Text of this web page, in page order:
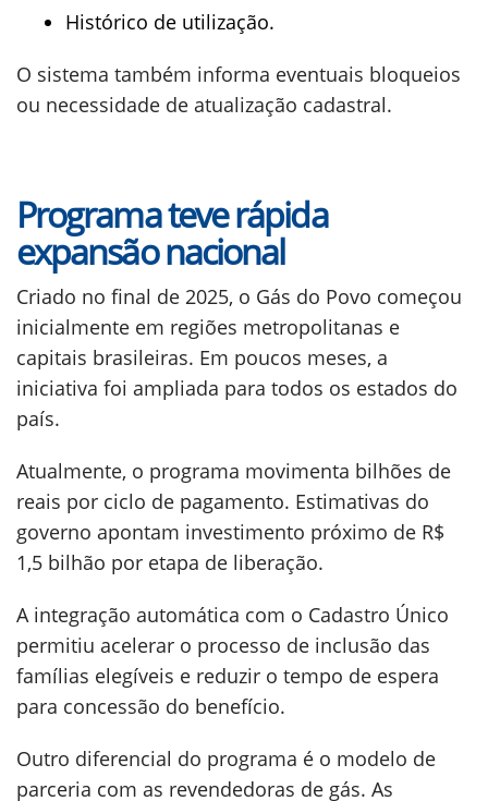
Histórico de utilização.
O sistema também informa eventuais bloqueios
ou necessidade de atualização cadastral.
Programa teve rápida
expansão nacional
Criado no final de 2025, o Gás do Povo começou
inicialmente em regiões metropolitanas e
capitais brasileiras. Em poucos meses, a
iniciativa foi ampliada para todos os estados do
país.
Atualmente, o programa movimenta bilhões de
reais por ciclo de pagamento. Estimativas do
governo apontam investimento próximo de R$
1,5 bilhão por etapa de liberação.
A integração automática com o Cadastro Único
permitiu acelerar o processo de inclusão das
famílias elegíveis e reduzir o tempo de espera
para concessão do benefício.
Outro diferencial do programa é o modelo de
parceria com as revendedoras de gás. As